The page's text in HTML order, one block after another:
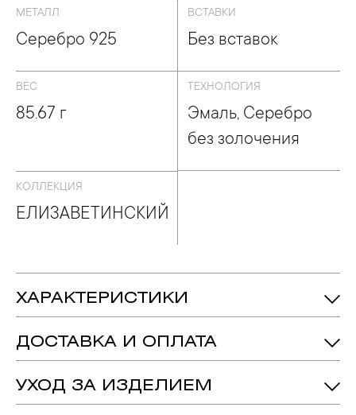
МЕТАЛЛ
Серебро 925
ВСТАВКИ
Без вставок
ВЕС
85.67 г
ТЕХНОЛОГИЯ
Эмаль, Серебро
без золочения
КОЛЛЕКЦИЯ
ЕЛИЗАВЕТИНСКИЙ
ХАРАКТЕРИСТИКИ
Металл: Серебро 925
Технология: Эмаль, Серебро Без Золочения
Коллекция: ЕЛИЗАВЕТИНСКИЙ
ДОСТАВКА И ОПЛАТА
УХОД ЗА ИЗДЕЛИЕМ